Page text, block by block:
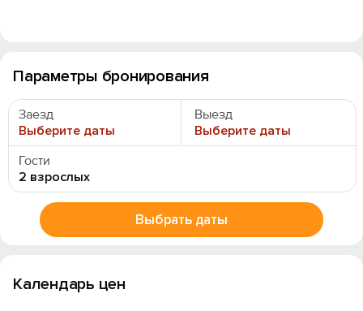
Параметры бронирования
Заезд
Выберите даты
Выезд
Выберите даты
Гости
2 взрослых
Выбрать даты
Календарь цен
Вход на сайт
Войти илиЗарегистрироваться